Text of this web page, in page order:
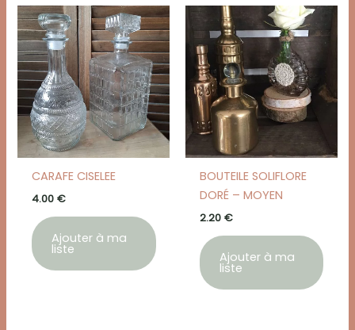
CARAFE CISELEE
4.00 €
Ajouter à ma
liste
BOUTEILE SOLIFLORE
DORÉ – MOYEN
2.20 €
Ajouter à ma
liste